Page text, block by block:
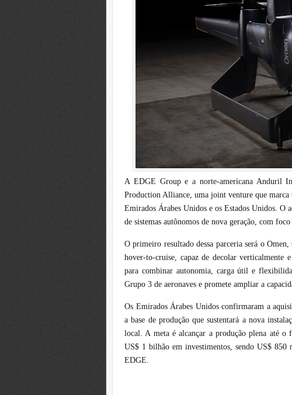
A EDGE Group e a norte-americana Anduril
Production Alliance, uma joint venture que marca
Emirados Árabes Unidos e os Estados Unidos. O
de sistemas autônomos de nova geração, com
O primeiro resultado dessa parceria será o
hover-to-cruise, capaz de decolar verticalmente
para combinar autonomia, carga útil e
Grupo 3 de aeronaves e promete ampliar a
Os Emirados Árabes Unidos confirmaram a
a base de produção que sustentará a nova
local. A meta é alcançar a produção plena até
US$ 1 bilhão em investimentos, sendo US$
EDGE.